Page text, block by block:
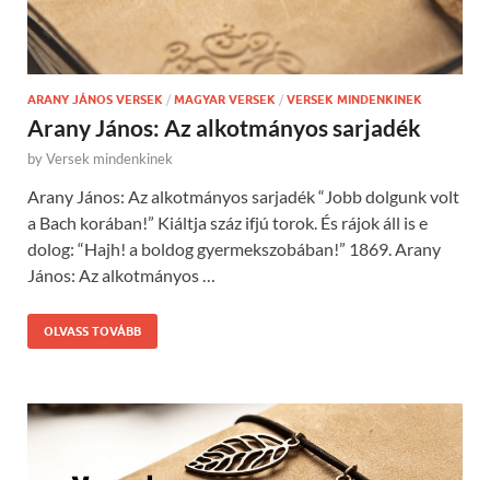
ARANY JÁNOS VERSEK / MAGYAR VERSEK / VERSEK MINDENKINEK
Arany János: Az alkotmányos sarjadék
byVersek mindenkinek
Arany János: Az alkotmányos sarjadék “Jobb dolgunk volt
a Bach korában!” Kiáltja száz ifjú torok. És rájok áll is e
dolog: “Hajh! a boldog gyermekszobában!” 1869. Arany
János: Az alkotmányos …
OLVASS TOVÁBB